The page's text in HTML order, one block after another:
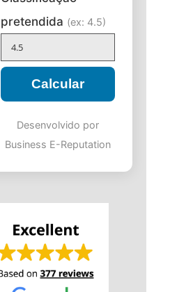
pretendida (ex: 4.5)
Calcular
Desenvolvido por
Business E-Reputation